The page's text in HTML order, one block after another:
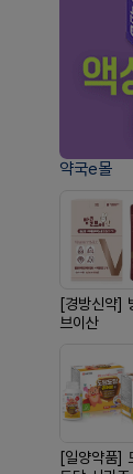
약국e몰
[경방신약]
브이산
[일양약품]